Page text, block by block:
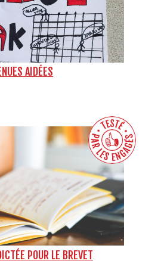
AIDÉES
POUR LE BREVET